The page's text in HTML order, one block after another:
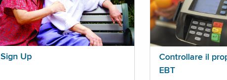
Sign Up
Controllare il
EBT